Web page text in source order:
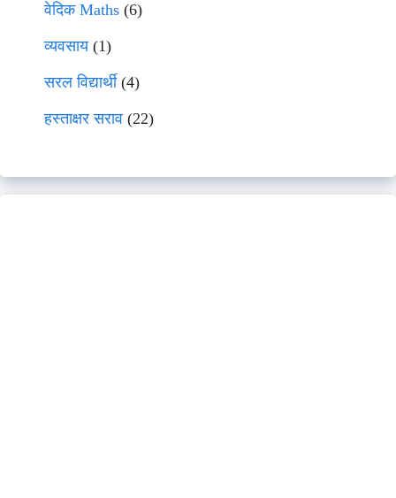
वेदिक Maths (6)
व्यवसाय(1)
सरल विद्यार्थी(4)
हस्ताक्षर सराव (22)